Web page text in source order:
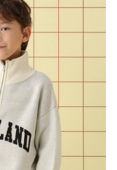
超商條碼／台灣大直營門市／銀行轉
路繳費。
司」（以下簡稱本公司）所提供，讓
或服務，並由商店將買賣／分期付款
本公司帳單繳交帳款。
之契約關係目的，商店將以您的個人
台灣大哥大進項蒐集、處理及利用，
料之確認、核對及更正。
： https://oppay.tw/userRule
」後，將跳轉至「AFTEE先享後付」
，即可完成結帳。
知簡訊。
此簡訊中的連結，可透過四大超商／
，方視為交易完成。
繳費，但若您需要取消訂單，請聯絡
訂單仍視為有效，需透過AFTEE先享
」之結帳頁面顯示為準，若有關於
相關疑問，請聯繫「AFTEE先享後付
support/home
之「AFTEE先享後付」服務完成之交
資料，並將交易相關給付款項請求債
下網址：
https://aftee.tw/terms/#terms3
理人或監護人之同意方可使用
免運費
)免運費
)免運費
)免運費